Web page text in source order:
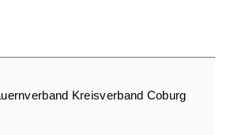
Kreisverband Coburg